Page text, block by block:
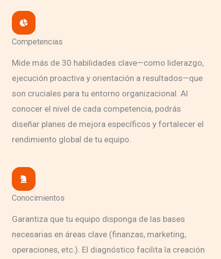
Competencias
Mide más de 30 habilidades clave—como liderazgo,
ejecución proactiva y orientación a resultados—que
son cruciales para tu entorno organizacional. Al
conocer el nivel de cada competencia, podrás
diseñar planes de mejora específicos y fortalecer el
rendimiento global de tu equipo.
Conocimientos
Garantiza que tu equipo disponga de las bases
necesarias en áreas clave (finanzas, marketing,
operaciones, etc.). El diagnóstico facilita la creación